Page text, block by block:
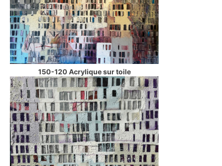
150-120 Acrylique sur toile